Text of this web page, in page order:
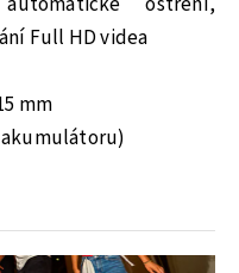
Full HD videa
mm